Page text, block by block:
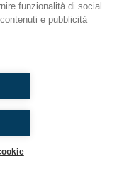
funzionalità di social
e pubblicità